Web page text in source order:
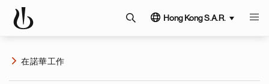
Hong Kong S.A.R.
在諾華工作